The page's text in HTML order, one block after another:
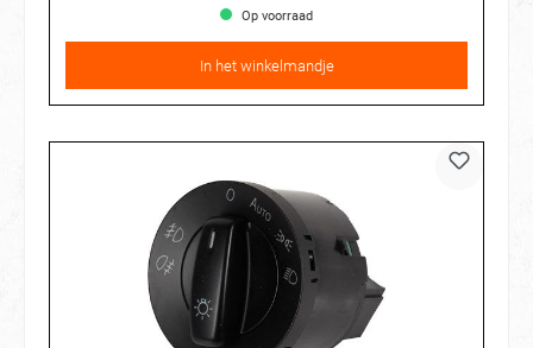
Op voorraad
In het winkelmandje